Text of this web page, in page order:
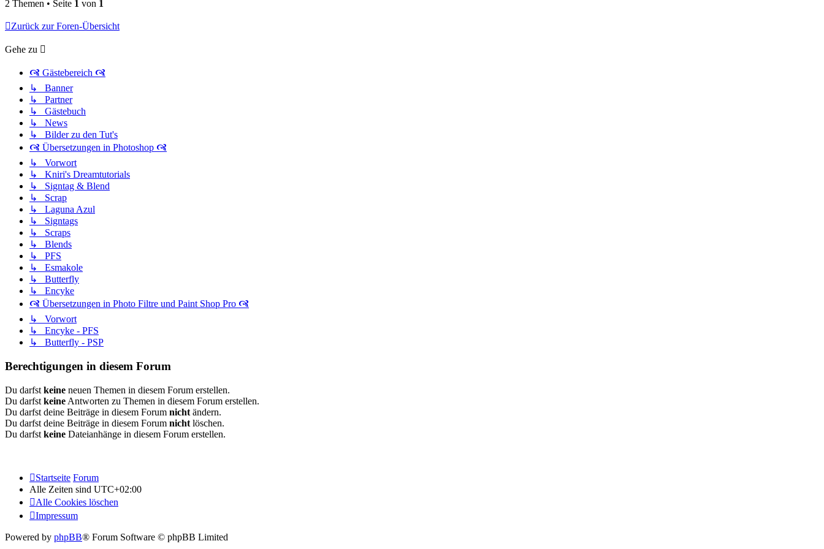
2 Themen • Seite 1 von 1
Zurück zur Foren-Übersicht
Gehe zu
🙧 Gästebereich 🙧
↳ Banner
↳ Partner
↳ Gästebuch
↳ News
↳ Bilder zu den Tut's
🙧 Übersetzungen in Photoshop 🙧
↳ Vorwort
↳ Kniri's Dreamtutorials
↳ Signtag & Blend
↳ Scrap
↳ Laguna Azul
↳ Signtags
↳ Scraps
↳ Blends
↳ PFS
↳ Esmakole
↳ Butterfly
↳ Encyke
🙧 Übersetzungen in Photo Filtre und Paint Shop Pro 🙧
↳ Vorwort
↳ Encyke - PFS
↳ Butterfly - PSP
Berechtigungen in diesem Forum
Du darfst keine neuen Themen in diesem Forum erstellen.
Du darfst keine Antworten zu Themen in diesem Forum erstellen.
Du darfst deine Beiträge in diesem Forum nicht ändern.
Du darfst deine Beiträge in diesem Forum nicht löschen.
Du darfst keine Dateianhänge in diesem Forum erstellen.
Startseite Forum
Alle Zeiten sind UTC+02:00
Alle Cookies löschen
Impressum
Powered by phpBB® Forum Software © phpBB Limited